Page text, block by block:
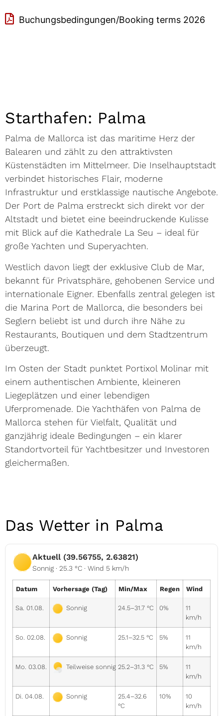
Buchungsbedingungen/Booking terms 2026
Starthafen: Palma
Palma de Mallorca ist das maritime Herz der
Balearen und zählt zu den attraktivsten
Küstenstädten im Mittelmeer. Die Inselhauptstadt
verbindet historisches Flair, moderne
Infrastruktur und erstklassige nautische Angebote.
Der Port de Palma erstreckt sich direkt vor der
Altstadt und bietet eine beeindruckende Kulisse
mit Blick auf die Kathedrale La Seu – ideal für
große Yachten und Superyachten.
Westlich davon liegt der exklusive Club de Mar,
bekannt für Privatsphäre, gehobenen Service und
internationale Eigner. Ebenfalls zentral gelegen ist
die Marina Port de Mallorca, die besonders bei
Seglern beliebt ist und durch ihre Nähe zu
Restaurants, Boutiquen und dem Stadtzentrum
überzeugt.
Im Osten der Stadt punktet Portixol Molinar mit
einem authentischen Ambiente, kleineren
Liegeplätzen und einer lebendigen
Uferpromenade. Die Yachthäfen von Palma de
Mallorca stehen für Vielfalt, Qualität und
ganzjährig ideale Bedingungen – ein klarer
Standortvorteil für Yachtbesitzer und Investoren
gleichermaßen.
Das Wetter in Palma
Aktuell (39.56755, 2.63821)
Sonnig · 25.3 °C · Wind 5 km/h
Datum Vorhersage (Tag) Min/Max Regen Wind
Sa. 01.08. Sonnig 24.5–31.7 °C 0%
11
km/h
So. 02.08. Sonnig 25.1–32.5 °C 5%
11
km/h
Mo. 03.08. Teilweise sonnig 25.2–31.3 °C 5%
11
km/h
Di. 04.08. Sonnig
25.4–32.6
°C
10%
10
km/h